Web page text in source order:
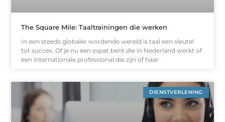
The Square Mile: Taaltrainingen die werken
In een steeds globaler wordende wereld is taal een sleutel
tot succes. Of je nu een expat bent die in Nederland werkt of
een internationale professional die zijn of haar
DIENSTVERLENING